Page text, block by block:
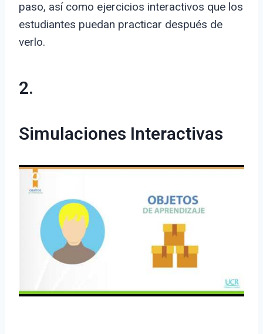
paso, así como ejercicios interactivos que los
estudiantes puedan practicar después de
verlo.
2.
Simulaciones Interactivas